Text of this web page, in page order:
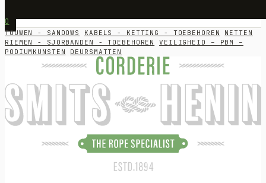
0
TOUWEN - SANDOWS KABELS - KETTING - TOEBEHOREN
NETTEN
RIEMEN - SJORBANDEN - TOEBEHOREN
VEILIGHEID – PBM –
PODIUMKUNSTEN
DEURSMATTEN